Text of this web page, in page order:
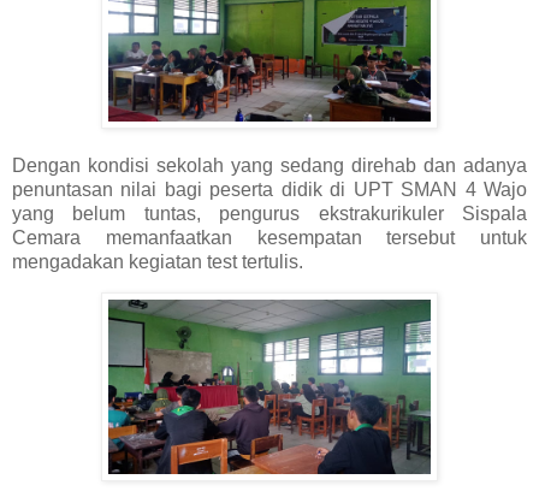
Dengan kondisi sekolah yang sedang direhab dan adanya
penuntasan nilai bagi peserta didik di UPT SMAN 4 Wajo
yang belum tuntas, pengurus ekstrakurikuler Sispala
Cemara memanfaatkan kesempatan tersebut untuk
mengadakan kegiatan test tertulis.